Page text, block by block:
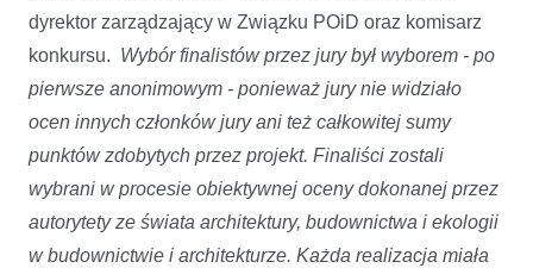
dyrektor zarządzający w Związku POiD oraz komisarz
konkursu. Wybór finalistów przez jury był wyborem - po
pierwsze anonimowym - ponieważ jury nie widziało
ocen innych członków jury ani też całkowitej sumy
punktów zdobytych przez projekt. Finaliści zostali
wybrani w procesie obiektywnej oceny dokonanej przez
autorytety ze świata architektury, budownictwa i ekologii
w budownictwie i architekturze. Każda realizacja miała